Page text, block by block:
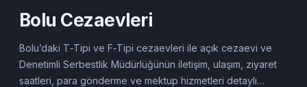
Bolu Cezaevleri
Bolu’daki T‑Tipi ve F‑Tipi cezaevleri ile açık cezaevi ve
Denetimli Serbestlik Müdürlüğünün iletişim, ulaşım, ziyaret
saatleri, para gönderme ve mektup hizmetleri detaylı